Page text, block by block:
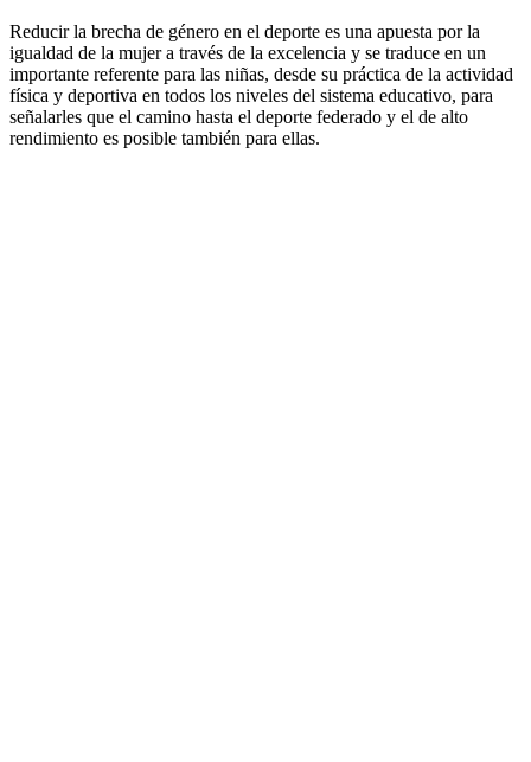
Reducir la brecha de género en el deporte es una apuesta por la
igualdad de la mujer a través de la excelencia y se traduce en un
importante referente para las niñas, desde su práctica de la actividad
física y deportiva en todos los niveles del sistema educativo, para
señalarles que el camino hasta el deporte federado y el de alto
rendimiento es posible también para ellas.